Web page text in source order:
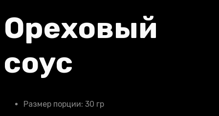
Ореховый
соус
Размер порции: 30 гр